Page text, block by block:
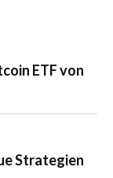
ETF von
Strategien